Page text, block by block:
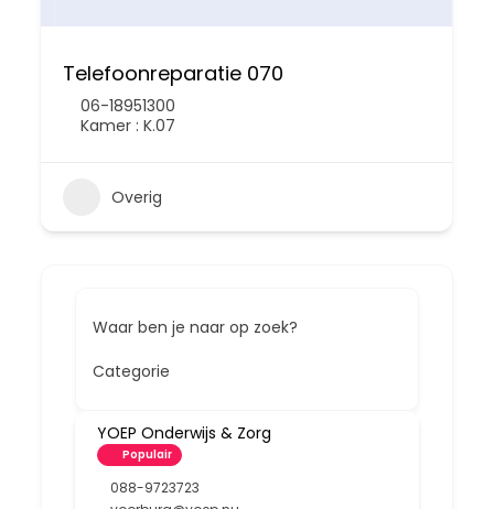
Telefoonreparatie 070
06-18951300
Kamer : K.07
Overig
Waar ben je naar op zoek?
Categorie
YOEP Onderwijs & Zorg
Populair
088-9723723